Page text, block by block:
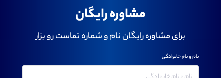
مشاوره رایگان
برای مشاوره رایگان نام و شماره تماست رو بزار
نام و نام خانوادگی